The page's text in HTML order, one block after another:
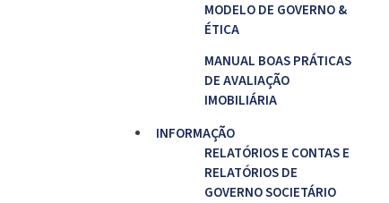
MODELO DE GOVERNO &
ÉTICA
MANUAL BOAS PRÁTICAS
DE AVALIAÇÃO
IMOBILIÁRIA
INFORMAÇÃO
RELATÓRIOS E CONTAS E
RELATÓRIOS DE
GOVERNO SOCIETÁRIO